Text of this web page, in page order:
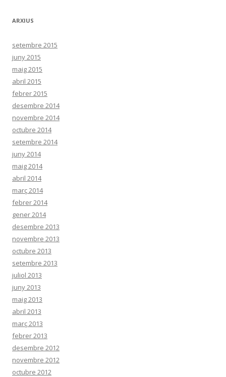
ARXIUS
setembre 2015
juny 2015
maig 2015
abril 2015
febrer 2015
desembre 2014
novembre 2014
octubre 2014
setembre 2014
juny 2014
maig 2014
abril 2014
març 2014
febrer 2014
gener 2014
desembre 2013
novembre 2013
octubre 2013
setembre 2013
juliol 2013
juny 2013
maig 2013
abril 2013
març 2013
febrer 2013
desembre 2012
novembre 2012
octubre 2012